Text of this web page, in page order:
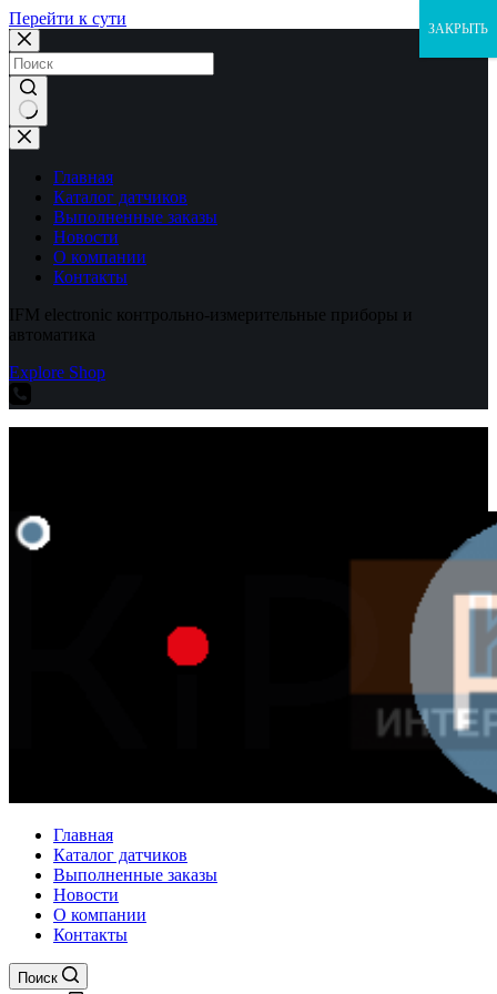
Перейти к сути
Ничего
не
найденоГлавная
Каталог датчиков
Выполненные заказы
Новости
О компании
Контакты
IFM electronic контрольно-измерительные приборы и
автоматика
Explore Shop
Главная
Каталог датчиков
Выполненные заказы
Новости
О компании
Контакты
Поиск
ЗАКРЫТЬ